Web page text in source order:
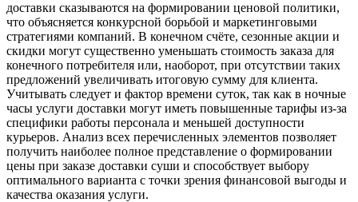
доставки сказываются на формировании ценовой политики,
что объясняется конкурсной борьбой и маркетинговыми
стратегиями компаний. В конечном счёте, сезонные акции и
скидки могут существенно уменьшать стоимость заказа для
конечного потребителя или, наоборот, при отсутствии таких
предложений увеличивать итоговую сумму для клиента.
Учитывать следует и фактор времени суток, так как в ночные
часы услуги доставки могут иметь повышенные тарифы из-за
специфики работы персонала и меньшей доступности
курьеров. Анализ всех перечисленных элементов позволяет
получить наиболее полное представление о формировании
цены при заказе доставки суши и способствует выбору
оптимального варианта с точки зрения финансовой выгоды и
качества оказания услуги.